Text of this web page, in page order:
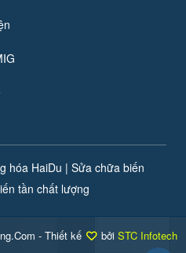
hóa HaiDu | Sửa chữa biến
tần chất lượng
- Thiết kế bởi STC Infotech